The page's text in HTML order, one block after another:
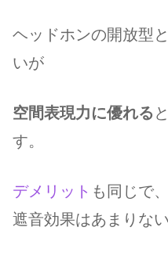
ヘッドホンの開放型
いが
空間表現力に優れる
す。
デメリット も同じで
遮音効果はあまりな